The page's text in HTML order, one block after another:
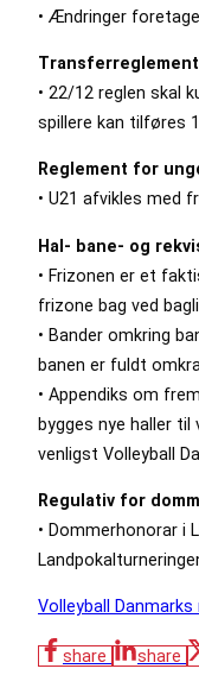
• Ændringer
• 22/12 reglen skal
spillere kan tilføres
Reglement for
• U21 afvikles med
Hal- bane- og
• Frizonen er et
frizone bag ved
• Bander omkring
banen er fuldt
• Appendiks om
bygges nye haller
venligst Volleyball
Regulativ for
• Dommerhonorar i
Volleyball
share share